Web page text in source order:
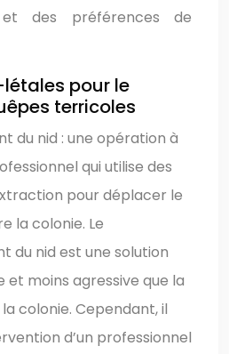
des préférences de
pour le
terricoles
du nid : une opération à
qui utilise des
pour déplacer le
la colonie. Le
du nid est une solution
et moins agressive que la
colonie. Cependant, il
d’un professionnel